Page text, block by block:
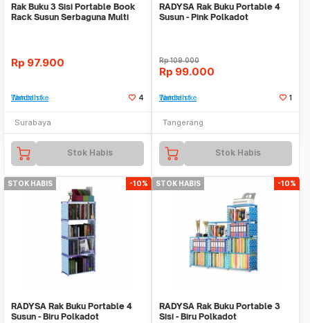
Rak Buku 3 Sisi Portable Book
Rack Susun Serbaguna Multi
Rp 97.900
Tambah ke Watchlist 4
Surabaya
Stok Habis
RADYSA Rak Buku Portable 4
Susun - Pink Polkadot
Rp109.000
Rp 99.000
Tambah ke Watchlist 1
Tangerang
Stok Habis
STOK HABIS -10%
RADYSA Rak Buku Portable 4
Susun - Biru Polkadot
STOK HABIS -10%
RADYSA Rak Buku Portable 3
Sisi - Biru Polkadot